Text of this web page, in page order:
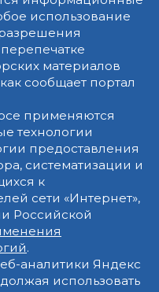
использование
материалов
сообщает портал
применяются
технологии
предоставления
систематизации и
к
сети «Интернет»,
Российской
.
аналитики Яндекс
использовать